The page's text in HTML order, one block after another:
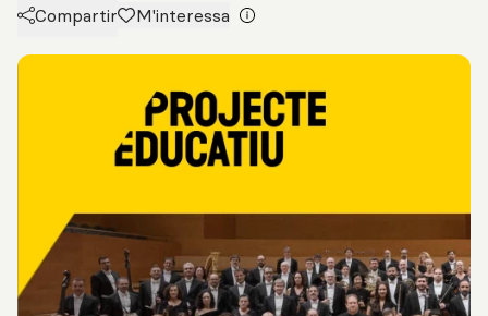
Compartir M'interessa